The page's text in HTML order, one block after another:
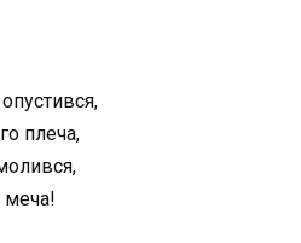
плеча,
меча!